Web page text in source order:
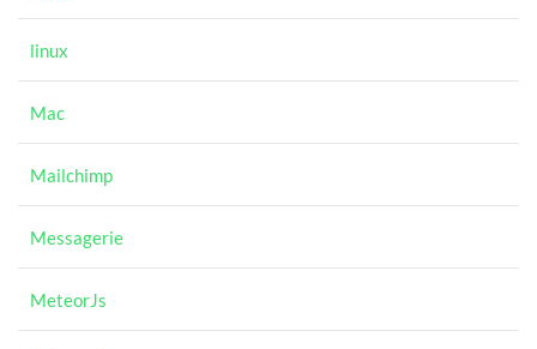
linux
Mac
Mailchimp
Messagerie
MeteorJs